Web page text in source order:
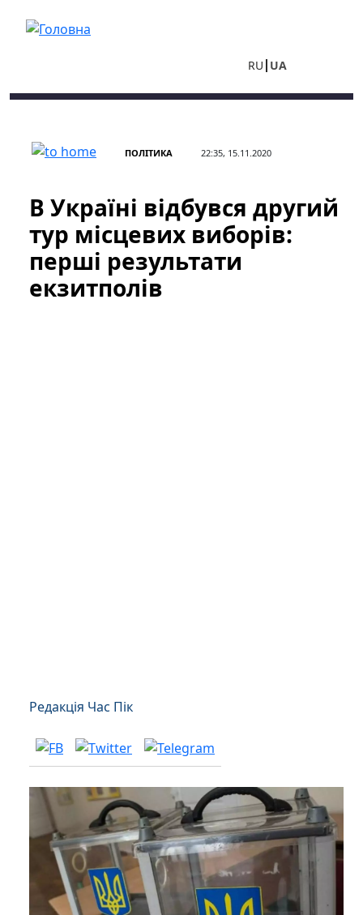
RU UA
ПОЛІТИКА 22:35, 15.11.2020
В Україні відбувся другий
тур місцевих виборів:
перші результати
екзитполів
Редакція Час Пік